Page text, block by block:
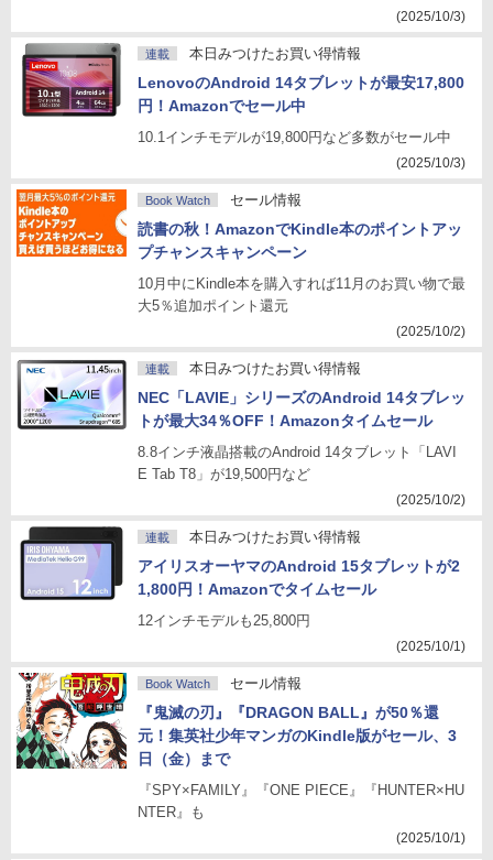
(2025/10/3)
連載 本日みつけたお買い得情報
LenovoのAndroid 14タブレットが最安17,800
円！Amazonでセール中
10.1インチモデルが19,800円など多数がセール中
(2025/10/3)
Book Watch セール情報
読書の秋！AmazonでKindle本のポイントアッ
プチャンスキャンペーン
10月中にKindle本を購入すれば11月のお買い物で最
大5％追加ポイント還元
(2025/10/2)
連載 本日みつけたお買い得情報
NEC「LAVIE」シリーズのAndroid 14タブレッ
トが最大34％OFF！Amazonタイムセール
8.8インチ液晶搭載のAndroid 14タブレット「LAVI
E Tab T8」が19,500円など
(2025/10/2)
連載 本日みつけたお買い得情報
アイリスオーヤマのAndroid 15タブレットが2
1,800円！Amazonでタイムセール
12インチモデルも25,800円
(2025/10/1)
Book Watch セール情報
『鬼滅の刃』『DRAGON BALL』が50％還
元！集英社少年マンガのKindle版がセール、3
日（金）まで
『SPY×FAMILY』『ONE PIECE』『HUNTER×HU
NTER』も
(2025/10/1)